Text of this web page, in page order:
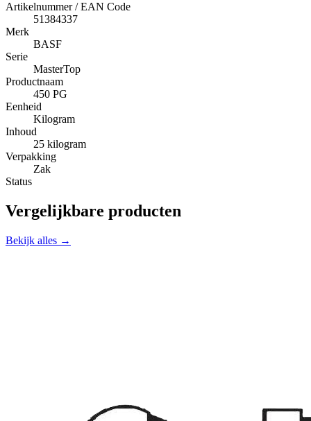
Artikelnummer / EAN Code
51384337
Merk
BASF
Serie
MasterTop
Productnaam
450 PG
Eenheid
Kilogram
Inhoud
25 kilogram
Verpakking
Zak
Status
Vergelijkbare producten
Bekijk alles →